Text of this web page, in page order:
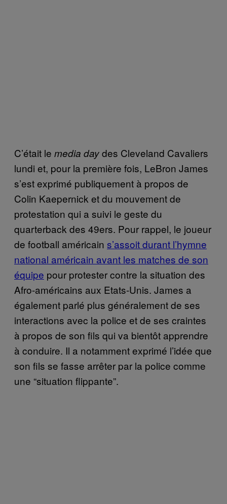
C’était le media daydes Cleveland Cavaliers
lundi et, pour la première fois, LeBron James
s’est exprimé publiquement à propos de
Colin Kaepernick et du mouvement de
protestation qui a suivi le geste du
quarterback des 49ers. Pour rappel, le joueur
de football américain s’assoit durant l’hymne
national américain avant les matches de son
équipe pour protester contre la situation des
Afro-américains aux Etats-Unis. James a
également parlé plus généralement de ses
interactions avec la police et de ses craintes
à propos de son fils qui va bientôt apprendre
à conduire. Il a notamment exprimé l’idée que
son fils se fasse arrêter par la police comme
une “situation flippante”.